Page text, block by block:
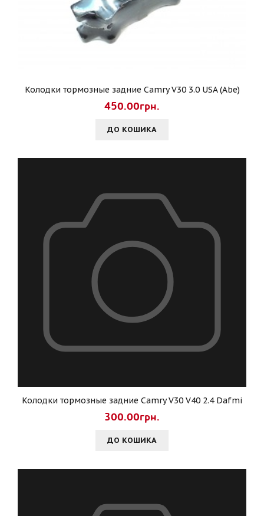
Колодки тормозные задние Camry V30 3.0 USA (Abe)
450.00грн.
ДО КОШИКА
Колодки тормозные задние Camry V30 V40 2.4 Dafmi
300.00грн.
ДО КОШИКА